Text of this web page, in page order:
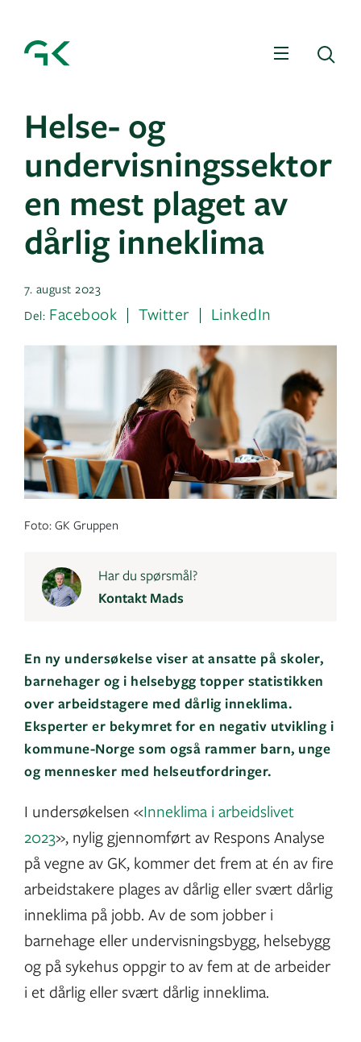
Meny
Helse- og
undervisningssektor
en mest plaget av
dårlig inneklima
7. august 2023
Del: Facebook Twitter LinkedIn
Foto: GK Gruppen
Har du spørsmål?
Kontakt Mads
En ny undersøkelse viser at ansatte på skoler,
barnehager og i helsebygg topper statistikken
over arbeidstagere med dårlig inneklima.
Eksperter er bekymret for en negativ utvikling i
kommune-Norge som også rammer barn, unge
og mennesker med helseutfordringer.
I undersøkelsen «Inneklima i arbeidslivet
2023», nylig gjennomført av Respons Analyse
på vegne av GK, kommer det frem at én av fire
arbeidstakere plages av dårlig eller svært dårlig
inneklima på jobb. Av de som jobber i
barnehage eller undervisningsbygg, helsebygg
og på sykehus oppgir to av fem at de arbeider
i et dårlig eller svært dårlig inneklima.